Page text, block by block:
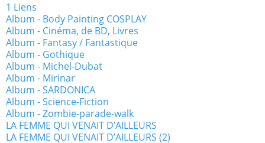
1 Liens
Album - Body Painting COSPLAY
Album - Cinéma, de BD, Livres
Album - Fantasy / Fantastique
Album - Gothique
Album - Michel-Dubat
Album - Mirinar
Album - SARDONICA
Album - Science-Fiction
Album - Zombie-parade-walk
LA FEMME QUI VENAIT D’AILLEURS
LA FEMME QUI VENAIT D’AILLEURS (2)